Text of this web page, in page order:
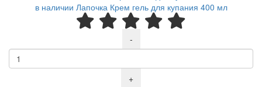
в наличии Лапочка Крем гель для купания 400 мл
-
+